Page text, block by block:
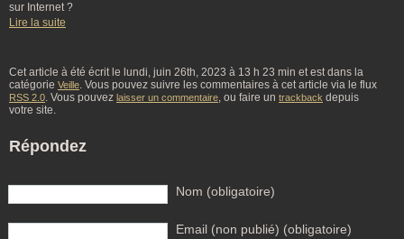
sur Internet ?
Lire la suite
Cet article à été écrit le lundi, juin 26th, 2023 à 13 h 23 min et est dans la
catégorie Veille. Vous pouvez suivre les commentaires à cet article via le flux
RSS 2.0. Vous pouvez laisser un commentaire, ou faire un trackback depuis
votre site.
Répondez
Nom (obligatoire)
Email (non publié) (obligatoire)